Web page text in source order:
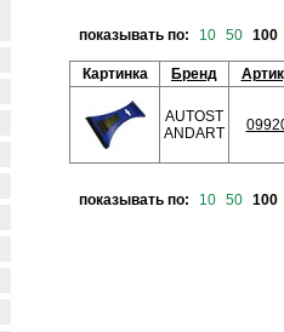
показывать по: 10 50 100
Картинка Бренд
AUTOST
ANDART
показывать по: 10 50 100